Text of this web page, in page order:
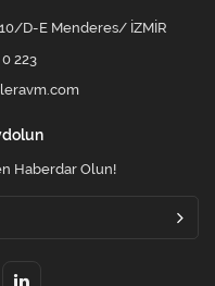
D-E Menderes/ İZMİR
223
Haberdar Olun!